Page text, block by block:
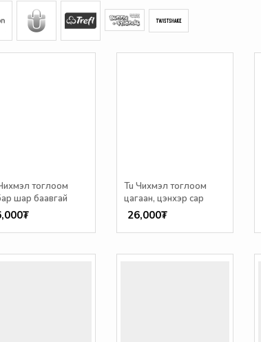
тоглоом
шар баавгай
Tu Чихмэл тоглоом
цагаан, цэнхэр сар
26,000₮